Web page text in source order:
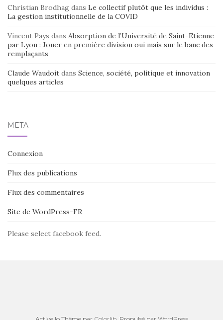
Christian Brodhag dans Le collectif plutôt que les individus :
La gestion institutionnelle de la COVID
Vincent Pays dans Absorption de l’Université de Saint-Etienne
par Lyon : Jouer en première division oui mais sur le banc des
remplaçants
Claude Waudoit dans Science, société, politique et innovation
quelques articles
MÉTA
Connexion
Flux des publications
Flux des commentaires
Site de WordPress-FR
Please select facebook feed.